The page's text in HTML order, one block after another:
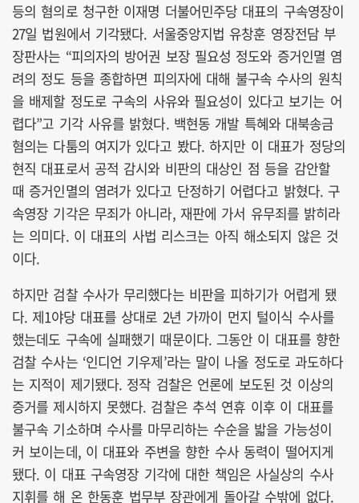
등의 혐의로 청구한 이재명 더불어민주당 대표의 구속영장이
27일 법원에서 기각됐다. 서울중앙지법 유창훈 영장전담 부
장판사는 “피의자의 방어권 보장 필요성 정도와 증거인멸 염
려의 정도 등을 종합하면 피의자에 대해 불구속 수사의 원칙
을 배제할 정도로 구속의 사유와 필요성이 있다고 보기는 어
렵다”고 기각 사유를 밝혔다. 백현동 개발 특혜와 대북송금
혐의는 다툼의 여지가 있다고 봤다. 하지만 이 대표가 정당의
현직 대표로서 공적 감시와 비판의 대상인 점 등을 감안할
때 증거인멸의 염려가 있다고 단정하기 어렵다고 밝혔다. 구
속영장 기각은 무죄가 아니라, 재판에 가서 유무죄를 밝히라
는 의미다. 이 대표의 사법 리스크는 아직 해소되지 않은 것
이다.
하지만 검찰 수사가 무리했다는 비판을 피하기가 어렵게 됐
다. 제1야당 대표를 상대로 2년 가까이 먼지 털이식 수사를
했는데도 구속에 실패했기 때문이다. 그동안 이 대표를 향한
검찰 수사는 ‘인디언 기우제’라는 말이 나올 정도로 과도하다
는 지적이 제기됐다. 정작 검찰은 언론에 보도된 것 이상의
증거를 제시하지 못했다. 검찰은 추석 연휴 이후 이 대표를
불구속 기소하며 수사를 마무리하는 수순을 밟을 가능성이
커 보이는데, 이 대표와 주변을 향한 수사 동력이 떨어지게
됐다. 이 대표 구속영장 기각에 대한 책임은 사실상의 수사
지휘를 해 온 한동훈 법무부 장관에게 돌아갈 수밖에 없다.